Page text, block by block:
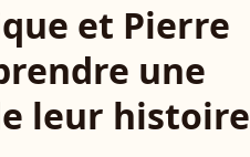
et Pierre
une
leur histoire